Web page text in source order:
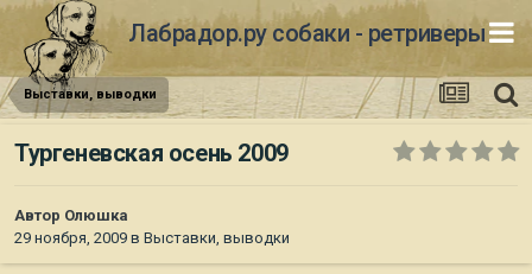
Лабрадор.ру собаки - ретриверы
Выставки, выводки
Тургеневская осень 2009
Автор Олюшка
29 ноября, 2009 в Выставки, выводки